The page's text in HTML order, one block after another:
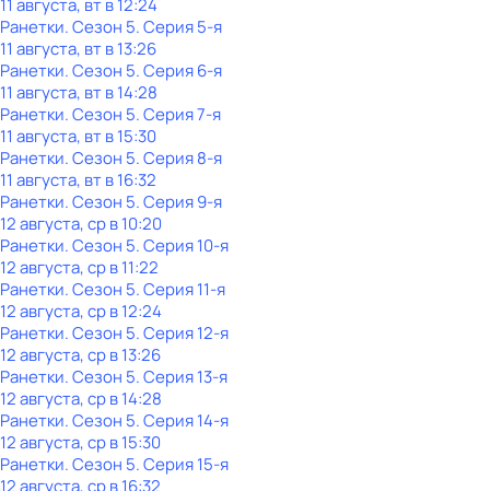
11 августа, вт в 12:24
Ранетки. Сезон 5. Серия 5-я
11 августа, вт в 13:26
Ранетки. Сезон 5. Серия 6-я
11 августа, вт в 14:28
Ранетки. Сезон 5. Серия 7-я
11 августа, вт в 15:30
Ранетки. Сезон 5. Серия 8-я
11 августа, вт в 16:32
Ранетки. Сезон 5. Серия 9-я
12 августа, ср в 10:20
Ранетки. Сезон 5. Серия 10-я
12 августа, ср в 11:22
Ранетки. Сезон 5. Серия 11-я
12 августа, ср в 12:24
Ранетки. Сезон 5. Серия 12-я
12 августа, ср в 13:26
Ранетки. Сезон 5. Серия 13-я
12 августа, ср в 14:28
Ранетки. Сезон 5. Серия 14-я
12 августа, ср в 15:30
Ранетки. Сезон 5. Серия 15-я
12 августа, ср в 16:32